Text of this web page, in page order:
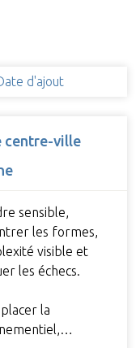
d'ajout
centre-ville
sensible,
les formes,
visible et
les échecs.
la